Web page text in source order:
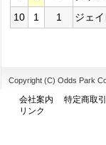
10
1 1 ジェ
Copyright (C) Odds Park
会社案内 特定商取
リンク